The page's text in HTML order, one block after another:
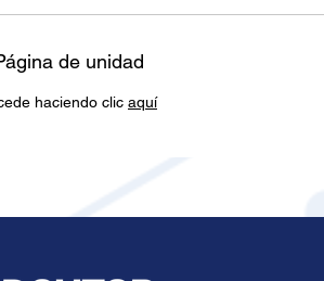
de unidad
haciendo clic aquí